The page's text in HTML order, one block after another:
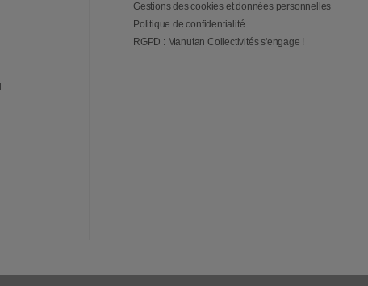
Gestions des cookies et données personnelles
Politique de confidentialité
RGPD : Manutan Collectivités s'engage !